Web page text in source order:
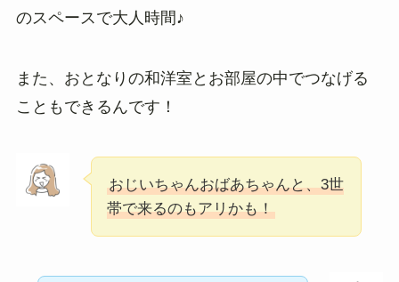
のスペースで大人時間♪
また、おとなりの和洋室とお部屋の中でつなげる
こともできるんです！
おじいちゃんおばあちゃんと、3世
帯で来るのもアリかも！